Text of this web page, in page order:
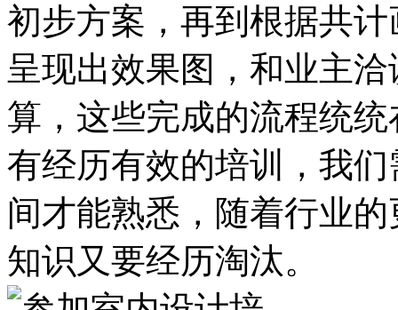
初步方案，再到根据共
呈现出效果图，和业主
算，这些完成的流程统
有经历有效的培训，我
间才能熟悉，随着行业
知识又要经历淘汰。